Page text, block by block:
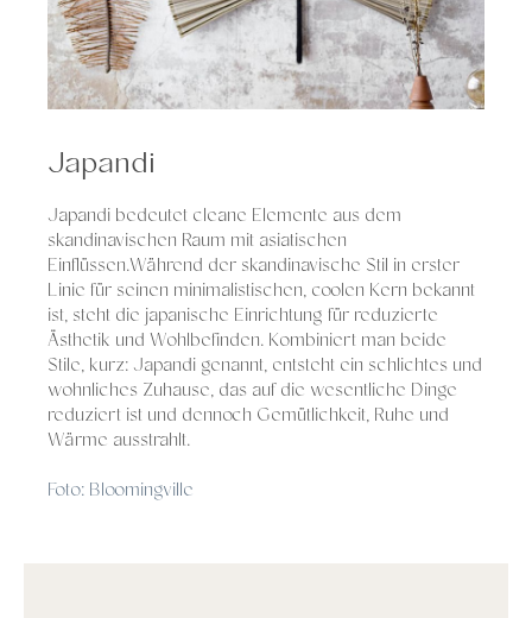
Japandi
Japandi bedeutet cleane Elemente aus dem
skandinavischen Raum mit asiatischen
Einflüssen.Während der skandinavische Stil in erster
Linie für seinen minimalistischen, coolen Kern bekannt
ist, steht die japanische Einrichtung für reduzierte
Ästhetik und Wohlbefinden. Kombiniert man beide
Stile, kurz: Japandi genannt, entsteht ein schlichtes und
wohnliches Zuhause, das auf die wesentliche Dinge
reduziert ist und dennoch Gemütlichkeit, Ruhe und
Wärme ausstrahlt.
Foto: Bloomingville